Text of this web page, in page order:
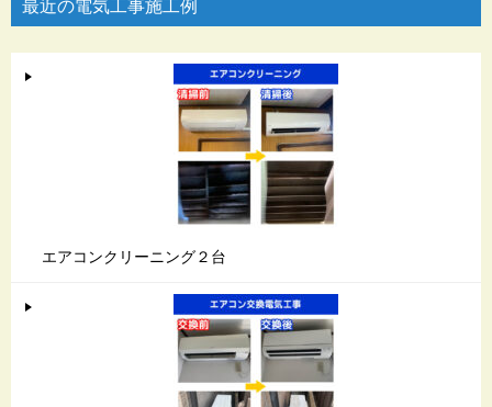
最近の電気工事施工例
エアコンクリーニング２台